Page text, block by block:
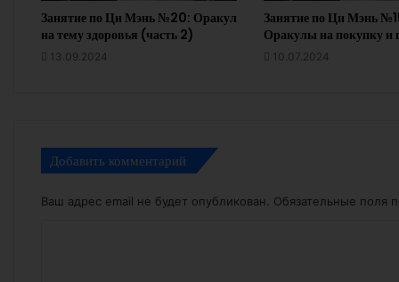
Занятие по Ци Мэнь №20: Оракул
на тему здоровья (часть 2)
13.09.2024
Занятие по Ци Мэнь
Оракулы на покупку и
10.07.2024
Добавить комментарий
Ваш адрес email не будет опубликован. Обязательные поля